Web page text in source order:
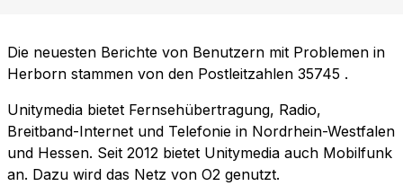
Die neuesten Berichte von Benutzern mit Problemen in
Herborn stammen von den Postleitzahlen 35745 .
Unitymedia bietet Fernsehübertragung, Radio,
Breitband-Internet und Telefonie in Nordrhein-Westfalen
und Hessen. Seit 2012 bietet Unitymedia auch Mobilfunk
an. Dazu wird das Netz von O2 genutzt.